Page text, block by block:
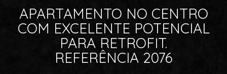
APARTAMENTO NO CENTRO
COM EXCELENTE POTENCIAL
PARA RETROFIT.
REFERÊNCIA 2076